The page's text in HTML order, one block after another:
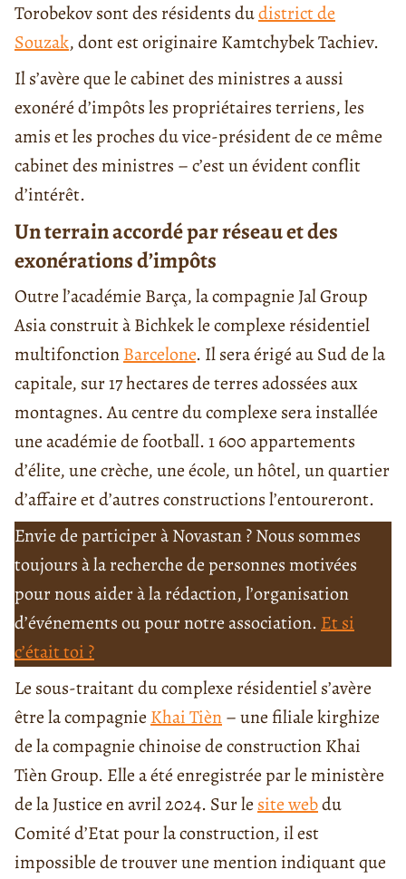
Torobekov sont des résidents dudistrict de
Souzak, dont est originaire Kamtchybek Tachiev.
Il s’avère que le cabinet des ministres a aussi
exonéré d’impôts les propriétaires terriens, les
amis et les proches du vice-président de ce même
cabinet des ministres – c’est un évident conflit
d’intérêt.
Un terrain accordé par réseau et des
exonérations d’impôts
Outre l’académie Barça, la compagnie Jal Group
Asia construit à Bichkek le complexe résidentiel
multifonctionBarcelone. Il sera érigé au Sud de la
capitale, sur 17 hectares de terres adossées aux
montagnes. Au centre du complexe sera installée
une académie de football. 1 600 appartements
d’élite, une crèche, une école, un hôtel, un quartier
d’affaire et d’autres constructions l’entoureront.
Envie de participer à Novastan ? Nous sommes
toujours à la recherche de personnes motivées
pour nous aider à la rédaction, l’organisation
d’événements ou pour notre association. Et si
c’était toi ?
Le sous-traitant du complexe résidentiel s’avère
être la compagnie Khai Tièn– une filiale kirghize
de la compagnie chinoise de construction Khai
Tièn Group. Elle a été enregistrée par le ministère
de la Justice en avril 2024. Sur le site webdu
Comité d’Etat pour la construction, il est
impossible de trouver une mention indiquant que